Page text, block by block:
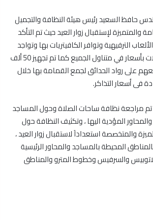
حافظ السعيد رئيس هيئة النظافة والتجميل
والمتميزة لإستقبال زوار العيد حيث تم التأكد
الترفيهية وتوافر الكافيتريات بها وتواجد
المشروبات والمأكولات بأسعار في متناول الجميع كما تم تجهيز 50 ألف
على رواد الحدائق لجمع القمامة بها خلال
فى أسعار التذاكر.
تم مراجعة نظافة ساحات الصلاة وحول المساجد
المؤدية اليها ، وتكثيف النظافة حول
والمتخصصة استعداداَ لاستقبال زوار العيد ،
المحيطة بالمساجد والمحاور الرئيسية
والسرفيس وخطوط المترو والمناطق